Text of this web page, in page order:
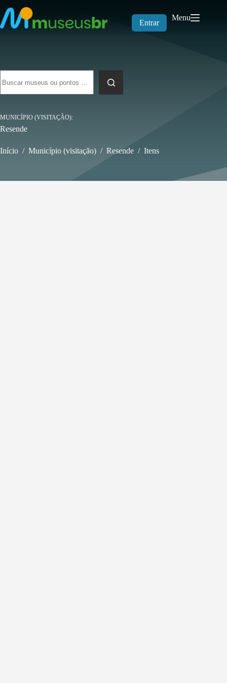
para
o
conteúdo
Entrar
Menu
resultados
MUNICÍPIO (VISITAÇÃO)
Resende
Início / Município (visitação) / Resende / Itens